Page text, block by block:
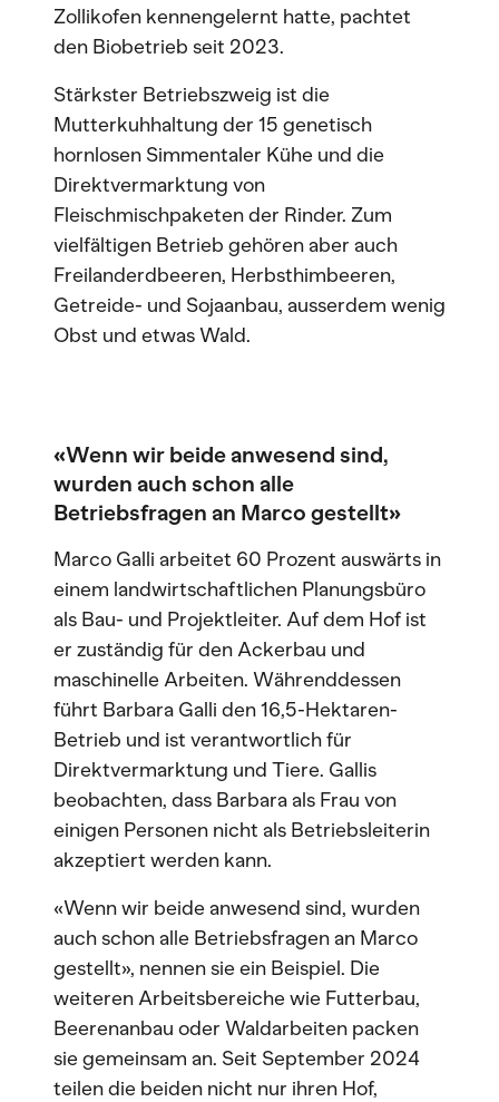
Zollikofen kennengelernt hatte, pachtet
den Biobetrieb seit 2023.
Stärkster Betriebszweig ist die
Mutterkuhhaltung der 15 genetisch
hornlosen Simmentaler Kühe und die
Direktvermarktung von
Fleischmischpaketen der Rinder. Zum
vielfältigen Betrieb gehören aber auch
Freilanderdbeeren, Herbsthimbeeren,
Getreide- und Sojaanbau, ausserdem wenig
Obst und etwas Wald.
«Wenn wir beide anwesend sind,
wurden auch schon alle
Betriebsfragen an Marco gestellt»
Marco Galli arbeitet 60 Prozent auswärts in
einem landwirtschaftlichen Planungsbüro
als Bau- und Projektleiter. Auf dem Hof ist
er zuständig für den Ackerbau und
maschinelle Arbeiten. Währenddessen
führt Barbara Galli den 16,5-Hektaren-
Betrieb und ist verantwortlich für
Direktvermarktung und Tiere. Gallis
beobachten, dass Barbara als Frau von
einigen Personen nicht als Betriebsleiterin
akzeptiert werden kann.
«Wenn wir beide anwesend sind, wurden
auch schon alle Betriebsfragen an Marco
gestellt», nennen sie ein Beispiel. Die
weiteren Arbeitsbereiche wie Futterbau,
Beerenanbau oder Waldarbeiten packen
sie gemeinsam an. Seit September 2024
teilen die beiden nicht nur ihren Hof,